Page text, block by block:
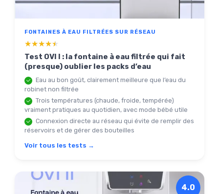
FONTAINES À EAU FILTRÉES SUR RÉSEAU
★★★★★
★★★★★
Test OVI I : la fontaine à eau filtrée qui fait
(presque) oublier les packs d’eau
Eau au bon goût, clairement meilleure que l’eau du
robinet non filtrée
Trois températures (chaude, froide, tempérée)
vraiment pratiques au quotidien, avec mode bébé utile
Connexion directe au réseau qui évite de remplir des
réservoirs et de gérer des bouteilles
Voir tous les tests →
4.0